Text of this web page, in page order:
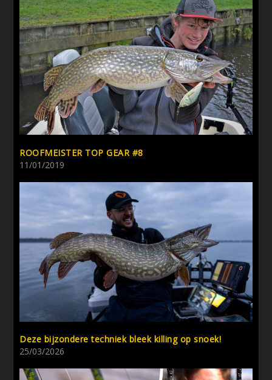
ROOFMEISTER TOP GEAR #8
11/01/2019
Deze bijzondere techniek bleek killing op snoek!
25/03/2026